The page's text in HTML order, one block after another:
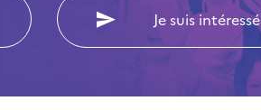
Je suis intéressé